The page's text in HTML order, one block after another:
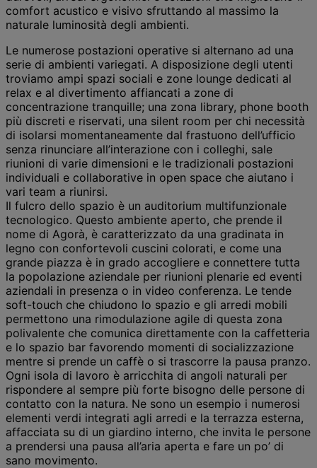
comfort acustico e visivo sfruttando al massimo la
naturale luminosità degli ambienti.
Le numerose postazioni operative si alternano ad una
serie di ambienti variegati. A disposizione degli utenti
troviamo ampi spazi sociali e zone lounge dedicati al
relax e al divertimento affiancati a zone di
concentrazione tranquille; una zona library, phone booth
più discreti e riservati, una silent room per chi necessità
di isolarsi momentaneamente dal frastuono dell’ufficio
senza rinunciare all’interazione con i colleghi, sale
riunioni di varie dimensioni e le tradizionali postazioni
individuali e collaborative in open space che aiutano i
vari team a riunirsi.
Il fulcro dello spazio è un auditorium multifunzionale
tecnologico. Questo ambiente aperto, che prende il
nome di Agorà, è caratterizzato da una gradinata in
legno con confortevoli cuscini colorati, e come una
grande piazza è in grado accogliere e connettere tutta
la popolazione aziendale per riunioni plenarie ed eventi
aziendali in presenza o in video conferenza. Le tende
soft-touch che chiudono lo spazio e gli arredi mobili
permettono una rimodulazione agile di questa zona
polivalente che comunica direttamente con la caffetteria
e lo spazio bar favorendo momenti di socializzazione
mentre si prende un caffè o si trascorre la pausa pranzo.
Ogni isola di lavoro è arricchita di angoli naturali per
rispondere al sempre più forte bisogno delle persone di
contatto con la natura. Ne sono un esempio i numerosi
elementi verdi integrati agli arredi e la terrazza esterna,
affacciata su di un giardino interno, che invita le persone
a prendersi una pausa all’aria aperta e fare un po’ di
sano movimento.